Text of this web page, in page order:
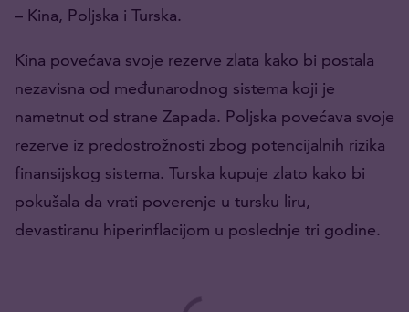
– Kina, Poljska i Turska.
Kina povećava svoje rezerve zlata kako bi postala
nezavisna od međunarodnog sistema koji je
nametnut od strane Zapada. Poljska povećava svoje
rezerve iz predostrožnosti zbog potencijalnih rizika
finansijskog sistema. Turska kupuje zlato kako bi
pokušala da vrati poverenje u tursku liru,
devastiranu hiperinflacijom u poslednje tri godine.